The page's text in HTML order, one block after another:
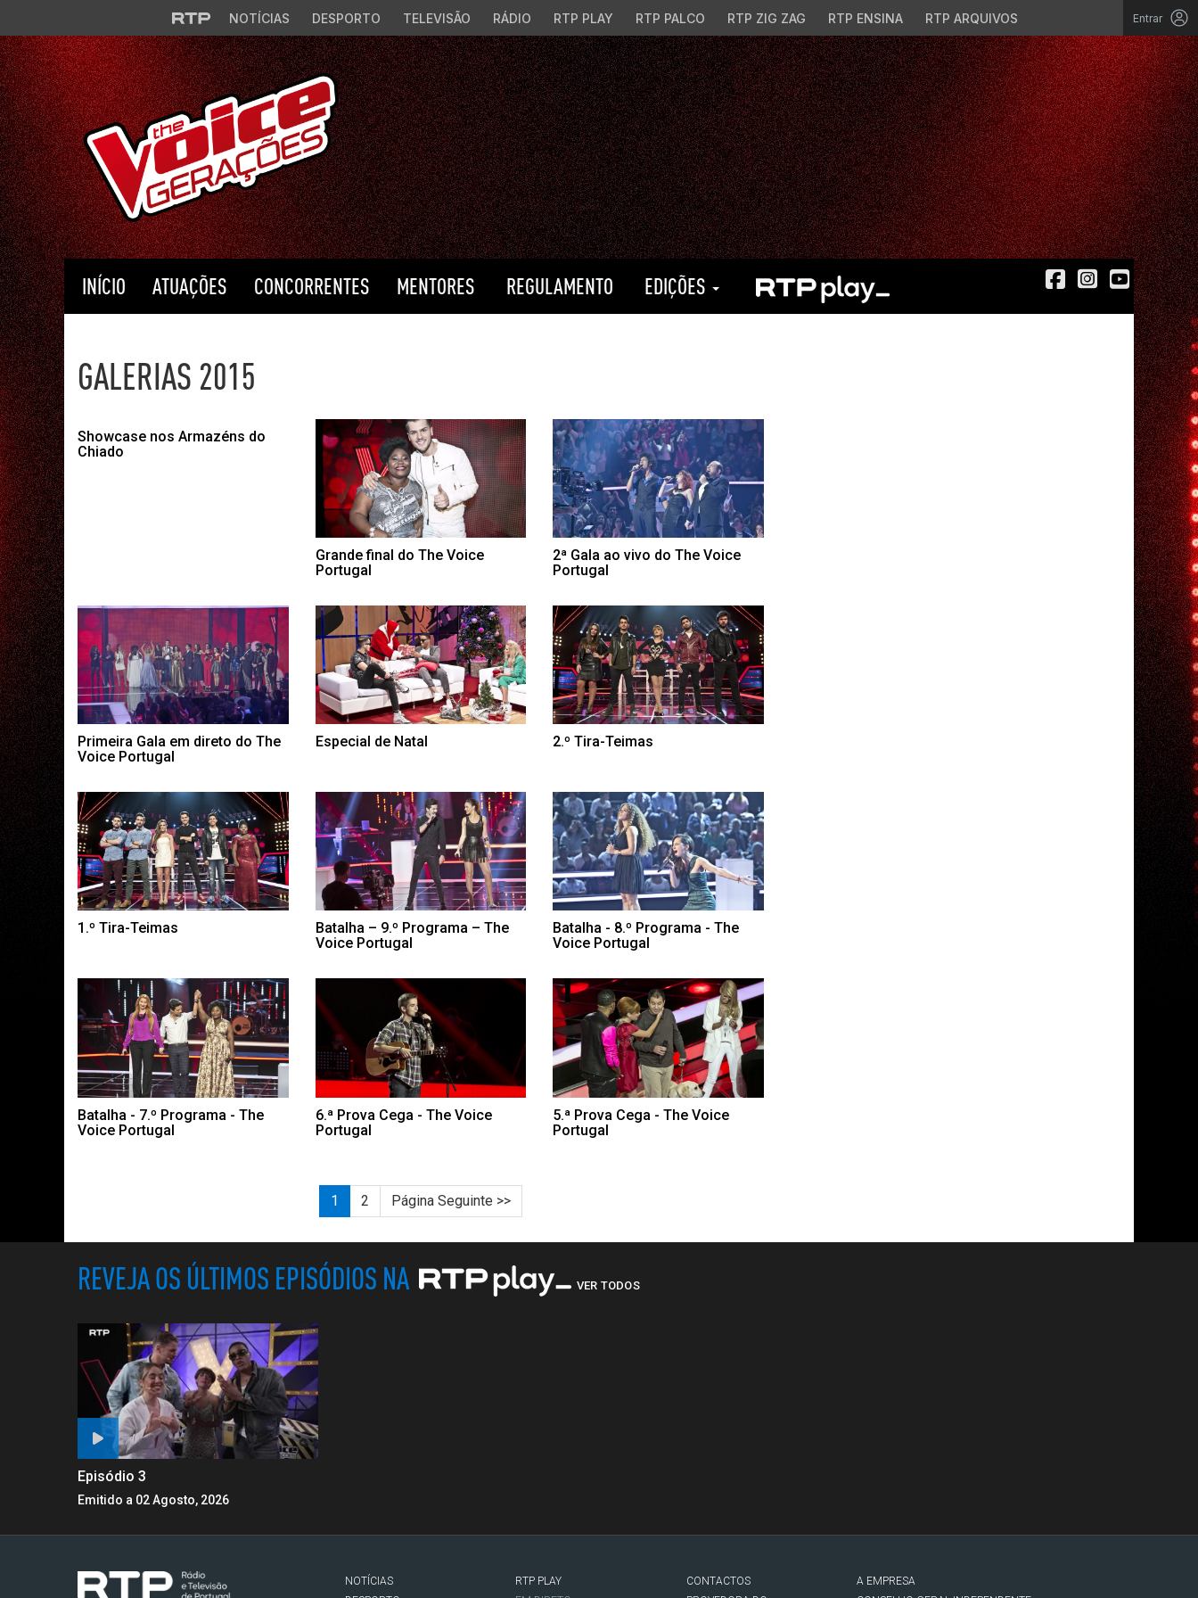
Saltar para o conteúdo principal
NOTÍCIAS DESPORTO TELEVISÃO RÁDIO RTP PLAY RTP PALCO RTP ZIG ZAG RTP ENSINA RTP ARQUIVOS Entrar
INÍCIO ATUAÇÕES CONCORRENTES MENTORES REGULAMENTO EDIÇÕES
The Voice Portugal
GALERIAS 2015
Showcase nos Armazéns do
Chiado
Grande final do The Voice
Portugal
2ª Gala ao vivo do The Voice
Portugal
Primeira Gala em direto do The
Voice Portugal
Especial de Natal 2.º Tira-Teimas
1.º Tira-Teimas
Batalha – 9.º Programa – The
Voice Portugal
Batalha - 8.º Programa - The
Voice Portugal
Batalha - 7.º Programa - The
Voice Portugal
6.ª Prova Cega - The Voice
Portugal
5.ª Prova Cega - The Voice
Portugal
1 2 Página Seguinte >>
REVEJA OS ÚLTIMOS EPISÓDIOS NA VER TODOS
Episódio 3
Emitido a 02 Agosto, 2026
NOTÍCIAS
RTP PLAY
CONTACTOS
A EMPRESA